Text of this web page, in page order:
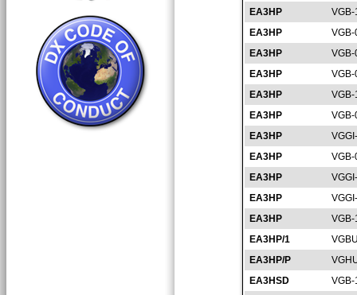
EA3HP
EA3HP
EA3HP
EA3HP
EA3HP
EA3HP
EA3HP
EA3HP
EA3HP
EA3HP
EA3HP
EA3HP/1
EA3HP/P
EA3HSD